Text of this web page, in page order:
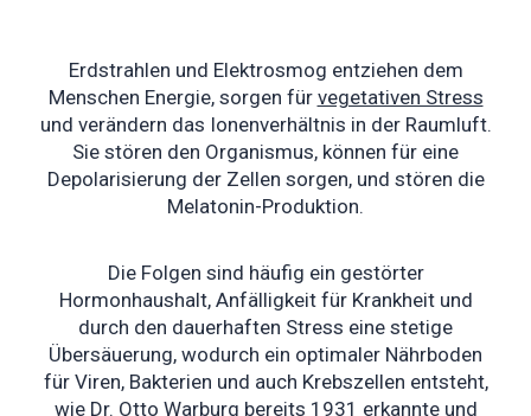
Erdstrahlen und Elektrosmog entziehen dem
Menschen Energie, sorgen für vegetativen Stress
und verändern das Ionenverhältnis in der Raumluft.
Sie stören den Organismus, können für eine
Depolarisierung der Zellen sorgen, und stören die
Melatonin-Produktion.
Die Folgen sind häufig ein gestörter
Hormonhaushalt, Anfälligkeit für Krankheit und
durch den dauerhaften Stress eine stetige
Übersäuerung, wodurch ein optimaler Nährboden
für Viren, Bakterien und auch Krebszellen entsteht,
wie Dr. Otto Warburg bereits 1931 erkannte und